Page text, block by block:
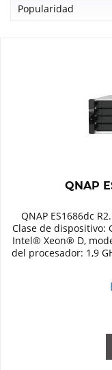
QNAP
QNAP ES1686dc
Clase de dispositivo:
Intel® Xeon® D,
del procesador: 1,9